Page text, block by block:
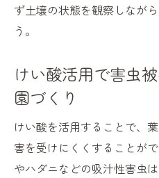
ず土壌の状態を観察しなが
う。
けい酸活用で害虫
園づくり
けい酸を活用することで、
害を受けにくくすることが
やハダニなどの吸汁性害虫